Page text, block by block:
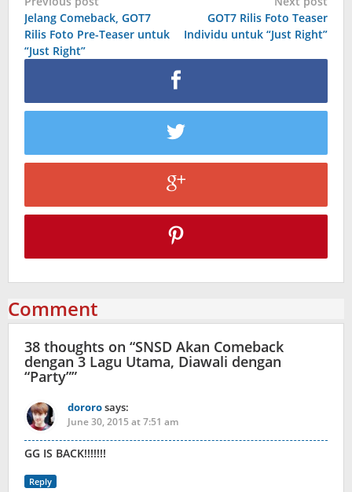
navigation
Jelang Comeback, GOT7
Rilis Foto Pre-Teaser untuk
“Just Right”
GOT7 Rilis Foto Teaser
Individu untuk “Just Right”
Comment
38 thoughts on “SNSD Akan Comeback
dengan 3 Lagu Utama, Diawali dengan
“Party””
dororosays:
June 30, 2015 at 7:51 am
GG IS BACK!!!!!!!
Reply